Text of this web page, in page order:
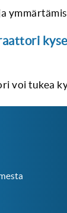
voi tukea